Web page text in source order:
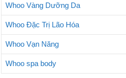
Whoo Vàng Dưỡng Da
Whoo Đặc Trị Lão Hóa
Whoo Vạn Năng
Whoo spa body